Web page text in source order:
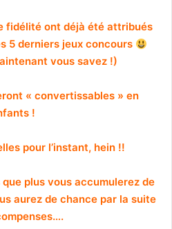
fidélité ont déjà été attribués
5 derniers jeux concours
vous savez !)
« convertissables » en
!
pour l’instant, hein !!
plus vous accumulerez de
aurez de chance par la suite